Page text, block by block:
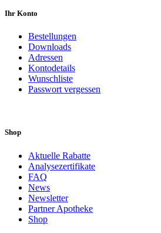
Ihr Konto
Bestellungen
Downloads
Adressen
Kontodetails
Wunschliste
Passwort vergessen
Shop
Aktuelle Rabatte
Analysezertifikate
FAQ
News
Newsletter
Partner Apotheke
Shop